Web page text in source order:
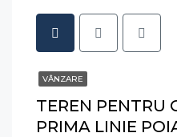
VÂNZARE
TEREN PENTRU
PRIMA LINIE